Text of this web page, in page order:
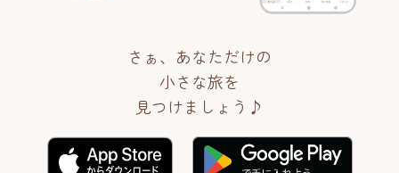
さぁ、あなただけの
小さな旅を
見つけましょう♪